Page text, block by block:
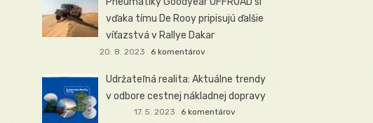
vďaka tímu De Rooy pripisujú ďalšie
víťazstvá v Rallye Dakar
20. 8. 2023 6 komentárov
Udržateľná realita: Aktuálne trendy
v odbore cestnej nákladnej dopravy
17. 5. 2023 6 komentárov